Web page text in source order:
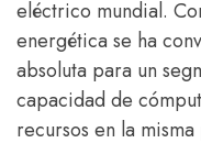
eléctrico mundial.
energética se ha
absoluta para un
capacidad de
recursos en la